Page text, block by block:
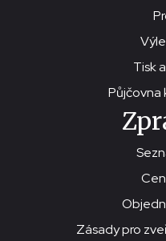
Tisk
Půjčovna
Zásady pro